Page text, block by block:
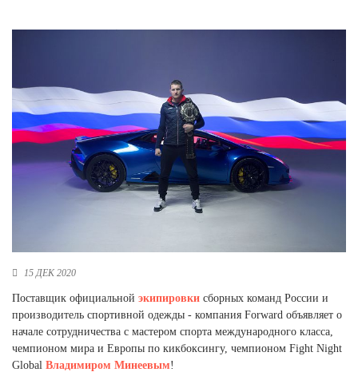
Красноярский край (5)
Курская область (1)
Москва и МО (14)
Нижегородская область (1)
Новосибирская область (3)
Республика Татарстан (2)
Ростовская область (2)
Санкт-Петербург и ЛО (3)
Саратовская область (1)
15 ДЕК 2020
Поставщик официальной экипировки сборных команд России и
производитель спортивной одежды - компания Forward объявляет о
начале сотрудничества с мастером спорта международного класса,
чемпионом мира и Европы по кикбоксингу, чемпионом Fight Night
Global Владимиром Минеевым!